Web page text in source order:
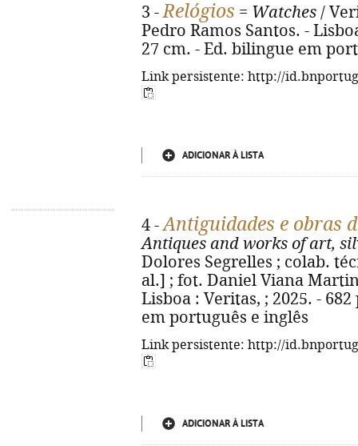
3 -Relógios = Watches /
Pedro Ramos Santos. -
27 cm. - Ed. bilingue em
Link persistente: http://
ADICIONAR À LISTA
4 -Antiguidades e obras
Antiques and works of art,
Dolores Segrelles ; colab.
al.] ; fot. Daniel Viana
Lisboa : Veritas, ; 2025. -
em português e inglês
Link persistente: http://
ADICIONAR À LISTA